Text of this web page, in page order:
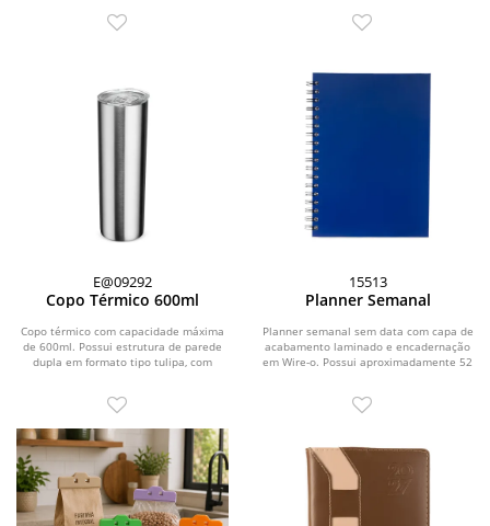
E@09292
Copo Térmico 600ml
Copo térmico com capacidade máxima
de 600ml. Possui estrutura de parede
dupla em formato tipo tulipa, com
15513
Planner Semanal
Planner semanal sem data com capa de
acabamento laminado e encadernação
em Wire-o. Possui aproximadamente 52